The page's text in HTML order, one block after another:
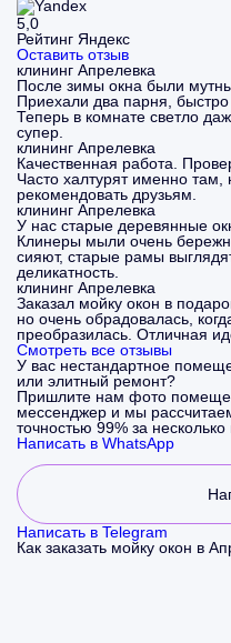
5,0
Рейтинг Яндекс
Оставить отзыв
клининг Апрелевка
После зимы окна были
Приехали два парня,
Теперь в комнате светло
супер.
клининг Апрелевка
Качественная работа.
Часто халтурят именно там,
рекомендовать друзьям.
клининг Апрелевка
У нас старые деревянные
Клинеры мыли очень
сияют, старые рамы
деликатность.
клининг Апрелевка
Заказал мойку окон в
но очень обрадовалась,
преобразилась. Отличная
Смотреть все отзывы
У вас нестандартное
или элитный ремонт?
Пришлите нам фото
мессенджер и мы
точностью 99% за несколько
Написать в WhatsApp
Написать в Telegram
Как заказать мойку окон в